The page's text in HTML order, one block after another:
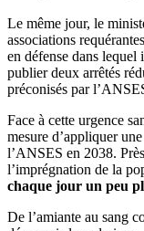
Le même jour, le
associations
en défense dans lequel
publier deux arrêtés
préconisés par
Face à cette urgence
mesure d’appliquer
l’ANSES en 2038.
l’imprégnation de la
chaque jour un peu
De l’amiante au sang